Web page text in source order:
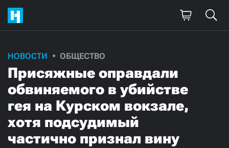
НОВОСТИ ОБЩЕСТВО
Присяжные оправдали
обвиняемого в убийстве
гея на Курском вокзале,
хотя подсудимый
частично признал вину
Поддержите
нашу работу!
Ежемесячно Разово
3000